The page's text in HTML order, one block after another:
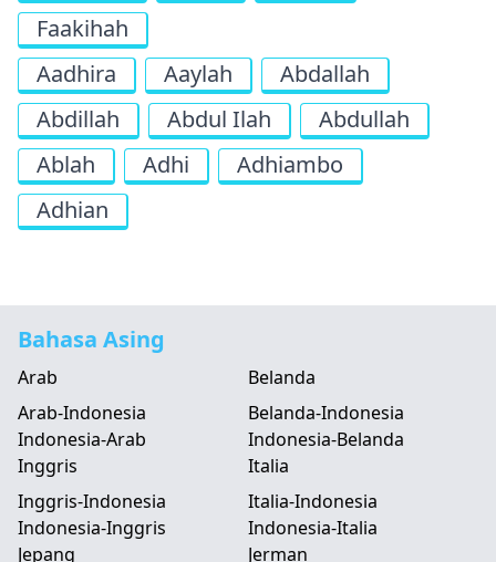
Faakihah
Aadhira
Aaylah
Abdallah
Abdillah
Abdul Ilah
Abdullah
Ablah
Adhi
Adhiambo
Adhian
Bahasa Asing
Arab
Arab-Indonesia
Indonesia-Arab
Belanda
Belanda-Indonesia
Indonesia-Belanda
Inggris
Inggris-Indonesia
Indonesia-Inggris
Italia
Italia-Indonesia
Indonesia-Italia
Jepang
Jerman